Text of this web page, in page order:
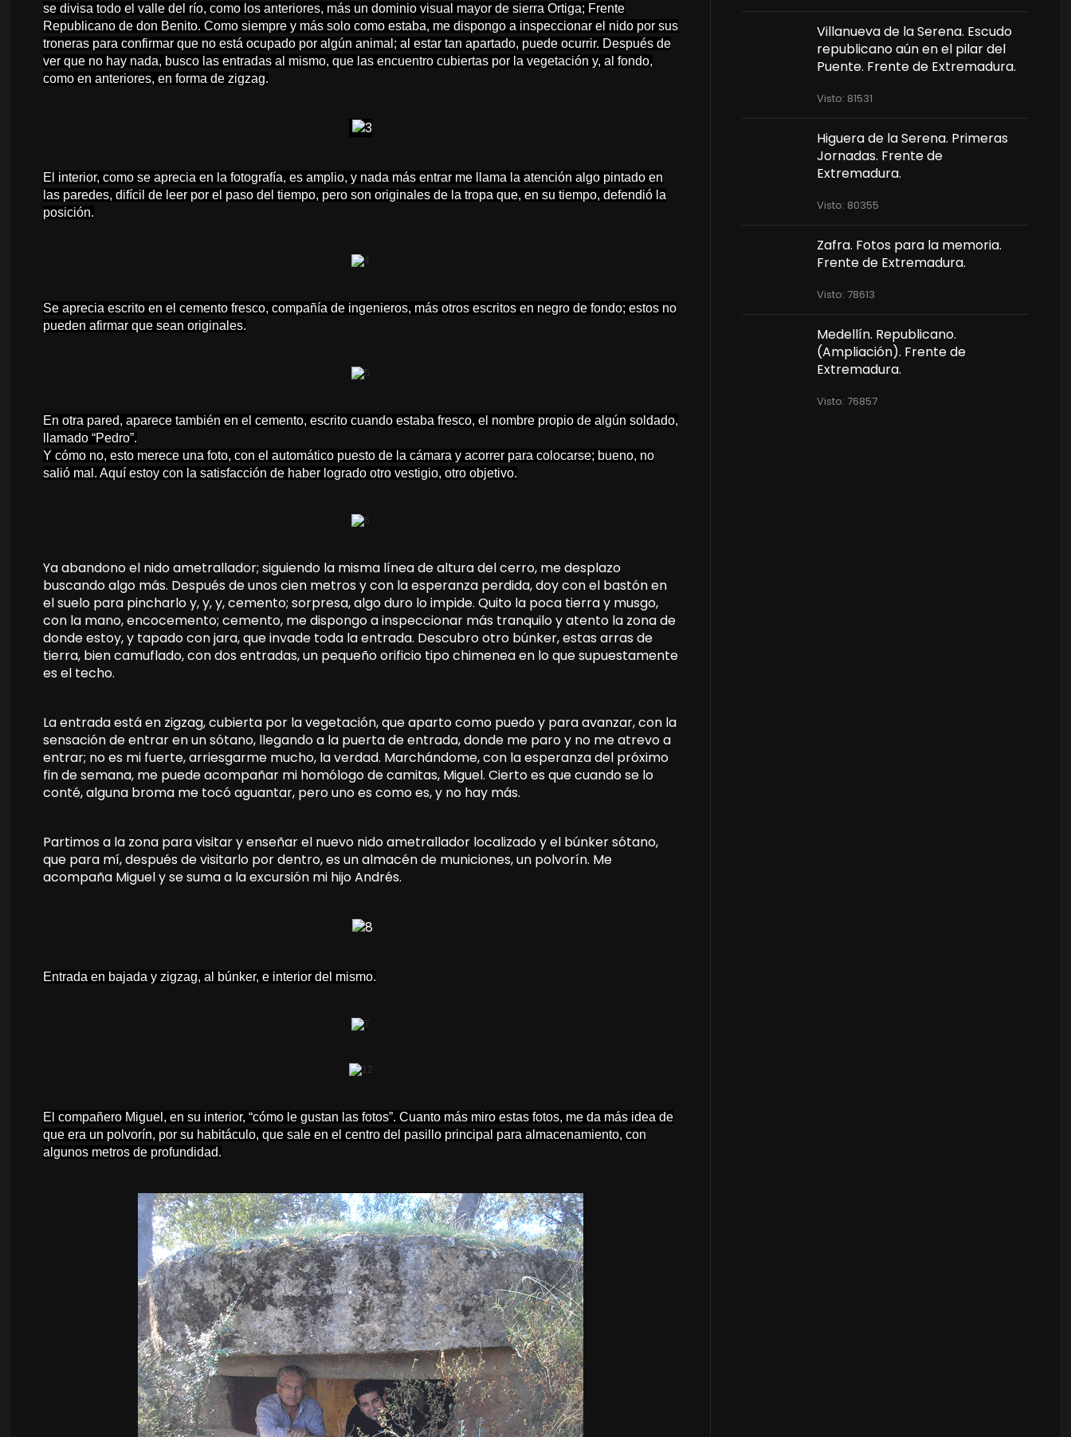
se divisa todo el valle del río, como los anteriores, más un dominio visual mayor de sierra Ortiga; Frente
Republicano de don Benito. Como siempre y más solo como estaba, me dispongo a inspeccionar el nido por sus
troneras para confirmar que no está ocupado por algún animal; al estar tan apartado, puede ocurrir. Después de
ver que no hay nada, busco las entradas al mismo, que las encuentro cubiertas por la vegetación y, al fondo,
como en anteriores, en forma de zigzag.
El interior, como se aprecia en la fotografía, es amplio, y nada más entrar me llama la atención algo pintado en
las paredes, difícil de leer por el paso del tiempo, pero son originales de la tropa que, en su tiempo, defendió la
posición.
Se aprecia escrito en el cemento fresco, compañía de ingenieros, más otros escritos en negro de fondo; estos no
pueden afirmar que sean originales.
En otra pared, aparece también en el cemento, escrito cuando estaba fresco, el nombre propio de algún soldado,
llamado “Pedro”.
Y cómo no, esto merece una foto, con el automático puesto de la cámara y acorrer para colocarse; bueno, no
salió mal. Aquí estoy con la satisfacción de haber logrado otro vestigio, otro objetivo.
Ya abandono el nido ametrallador; siguiendo la misma línea de altura del cerro, me desplazo
buscando algo más. Después de unos cien metros y con la esperanza perdida, doy con el bastón en
el suelo para pincharlo y, y, y, cemento; sorpresa, algo duro lo impide. Quito la poca tierra y musgo,
con la mano, encocemento; cemento, me dispongo a inspeccionar más tranquilo y atento la zona de
donde estoy, y tapado con jara, que invade toda la entrada. Descubro otro búnker, estas arras de
tierra, bien camuflado, con dos entradas, un pequeño orificio tipo chimenea en lo que supuestamente
es el techo.
La entrada está en zigzag, cubierta por la vegetación, que aparto como puedo y para avanzar, con la
sensación de entrar en un sótano, llegando a la puerta de entrada, donde me paro y no me atrevo a
entrar; no es mi fuerte, arriesgarme mucho, la verdad. Marchándome, con la esperanza del próximo
fin de semana, me puede acompañar mi homólogo de camitas, Miguel. Cierto es que cuando se lo
conté, alguna broma me tocó aguantar, pero uno es como es, y no hay más.
Partimos a la zona para visitar y enseñar el nuevo nido ametrallador localizado y el búnker sótano,
que para mí, después de visitarlo por dentro, es un almacén de municiones, un polvorín. Me
acompaña Miguel y se suma a la excursión mi hijo Andrés.
Entrada en bajada y zigzag, al búnker, e interior del mismo.
El compañero Miguel, en su interior, “cómo le gustan las fotos”. Cuanto más miro estas fotos, me da más idea de
que era un polvorín, por su habitáculo, que sale en el centro del pasillo principal para almacenamiento, con
algunos metros de profundidad.
Villanueva de la Serena. Escudo
republicano aún en el pilar del
Puente. Frente de Extremadura.
Visto: 81531
Higuera de la Serena. Primeras
Jornadas. Frente de
Extremadura.
Visto: 80355
Zafra. Fotos para la memoria.
Frente de Extremadura.
Visto: 78613
Medellín. Republicano.
(Ampliación). Frente de
Extremadura.
Visto: 76857